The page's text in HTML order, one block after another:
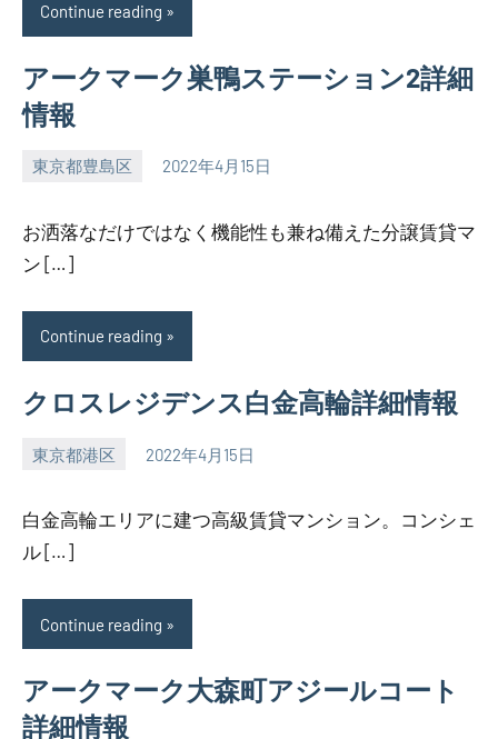
Continue reading
アークマーク巣鴨ステーション2詳細
情報
東京都豊島区 2022年4月15日
SEZIMO
お洒落なだけではなく機能性も兼ね備えた分譲賃貸マ
ン […]
Continue reading
クロスレジデンス白金高輪詳細情報
東京都港区 2022年4月15日
SEZIMO
白金高輪エリアに建つ高級賃貸マンション。コンシェ
ル […]
Continue reading
アークマーク大森町アジールコート
詳細情報